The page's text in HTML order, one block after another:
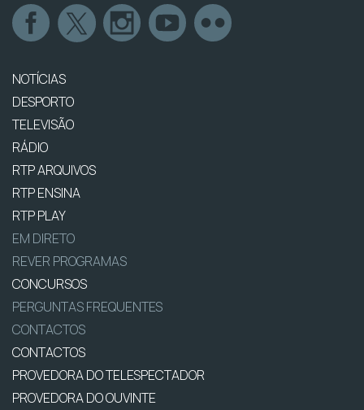
NOTÍCIAS
DESPORTO
TELEVISÃO
RÁDIO
RTP ARQUIVOS
RTP ENSINA
RTP PLAY
EM DIRETO
REVER PROGRAMAS
CONCURSOS
PERGUNTAS FREQUENTES
CONTACTOS
CONTACTOS
PROVEDORA DO TELESPECTADOR
PROVEDORA DO OUVINTE